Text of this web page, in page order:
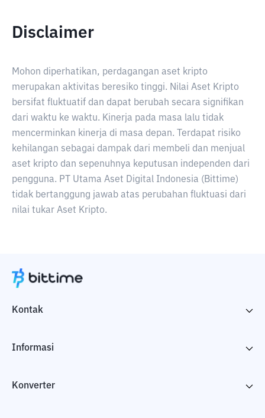
Disclaimer
Mohon diperhatikan, perdagangan aset kripto
merupakan aktivitas beresiko tinggi. Nilai Aset Kripto
bersifat fluktuatif dan dapat berubah secara signifikan
dari waktu ke waktu. Kinerja pada masa lalu tidak
mencerminkan kinerja di masa depan. Terdapat risiko
kehilangan sebagai dampak dari membeli dan menjual
aset kripto dan sepenuhnya keputusan independen dari
pengguna. PT Utama Aset Digital Indonesia (Bittime)
tidak bertanggung jawab atas perubahan fluktuasi dari
nilai tukar Aset Kripto.
Kontak
Informasi
Konverter